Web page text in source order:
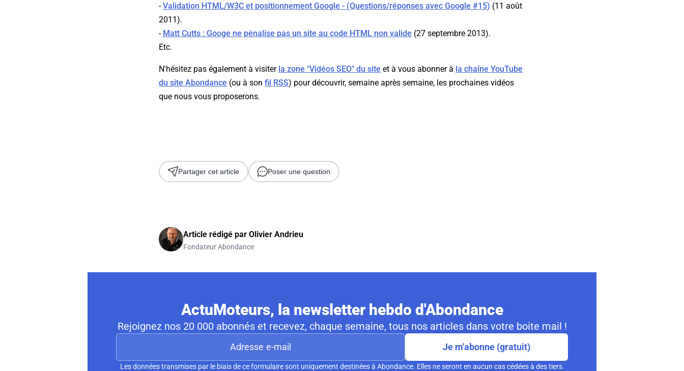
-Validation HTML/W3C et positionnement Google - (Questions/réponses avec Google #15) (11 août
2011).
- Matt Cutts : Googe ne pénalise pas un site au code HTML non valide (27 septembre 2013).
Etc.
N'hésitez pas également à visiter la zone "Vidéos SEO" du site et à vous abonner à la chaîne YouTube
du site Abondance (ou à son fil RSS) pour découvrir, semaine après semaine, les prochaines vidéos
que nous vous proposerons.
Partager cet article Poser une question
Article rédigé par Olivier Andrieu
Fondateur Abondance
ActuMoteurs, la newsletter hebdo d'Abondance
Rejoignez nos 20 000 abonnés et recevez, chaque semaine, tous nos articles dans votre boite mail !
Je m'abonne (gratuit)
Les données transmises par le biais de ce formulaire sont uniquement destinées à Abondance. Elles ne seront en aucun cas cédées à des tiers.